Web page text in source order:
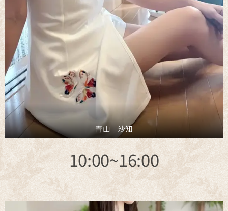
青山 沙知
10:00~16:00